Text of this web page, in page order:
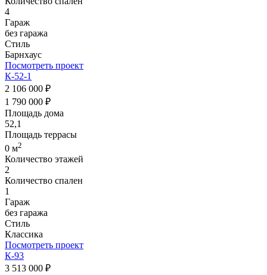
4
Гараж
без гаража
Стиль
Барнхаус
Посмотреть проект
К-52-1
2 106 000 ₽
1 790 000 ₽
Площадь дома
52,1
Площадь террасы
0 м2
Количество этажей
2
Количество спален
1
Гараж
без гаража
Стиль
Классика
Посмотреть проект
К-93
3 513 000 ₽